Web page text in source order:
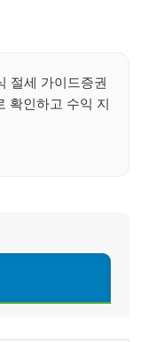
절세 가이드증권
확인하고 수익 지